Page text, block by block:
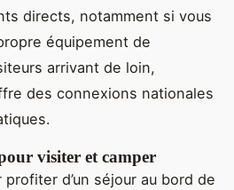
directs, notamment si vous
équipement de
arrivant de loin,
des connexions nationales
visiter et camper
d’un séjour au bord de